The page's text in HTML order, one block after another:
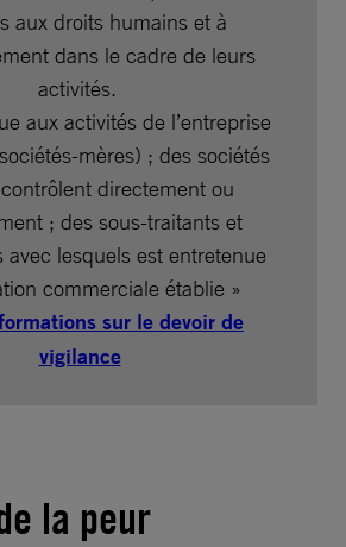
aux droits humains et à
dans le cadre de leurs
activités.
aux activités de l’entreprise
mères) ; des sociétés
contrôlent directement ou
; des sous-traitants et
avec lesquels est entretenue
commerciale établie »
sur le devoir de
vigilance
la peur